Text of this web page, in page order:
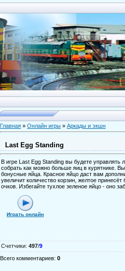
Главная » Онлайн игры » Аркады и экшн
Last Egg Standing
В игре Last Egg Standing вы будете управлять
собрать как можно больше яиц в курятнике.
бонусные яйца. Красное яйцо даст вам
увеличит количество корзин, желтое
очков. Избегайте тухлое зеленое яйцо - оно
Играть онлайн
Счетчики: 497/9
Всего комментариев: 0